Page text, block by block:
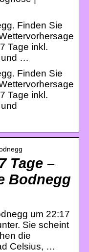
Finden Sie
Tage inkl.
und …
Finden Sie
Tage inkl.
Tage –
Bodnegg
um 22:17
Sie scheint
die
Celsius, …